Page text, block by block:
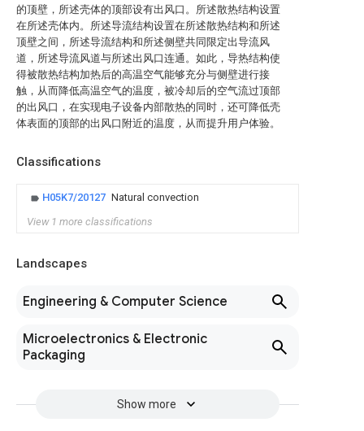
的顶壁，所述壳体的顶部设有出风口。所述散热结构设置
在所述壳体内。所述导流结构设置在所述散热结构和所述
顶壁之间，所述导流结构和所述侧壁共同限定出导流风
道，所述导流风道与所述出风口连通。如此，导热结构使
得被散热结构加热后的高温空气能够充分与侧壁进行接
触，从而降低高温空气的温度，被冷却后的空气流过顶部
的出风口，在实现电子设备内部散热的同时，还可降低壳
体表面的顶部的出风口附近的温度，从而提升用户体验。
Classifications
H05K7/20127 Natural convection
View 1 more classifications
Landscapes
Engineering & Computer Science
Microelectronics & Electronic
Packaging
Show more